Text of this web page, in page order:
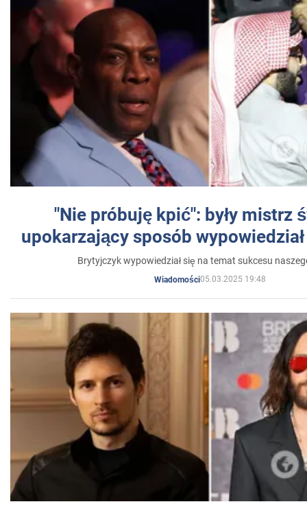
"Nie próbuję kpić": były mistrz
upokarzający sposób
Brytyjczyk wypowiedział się na temat sukcesu
Wiadomości05.03.2025 19:48